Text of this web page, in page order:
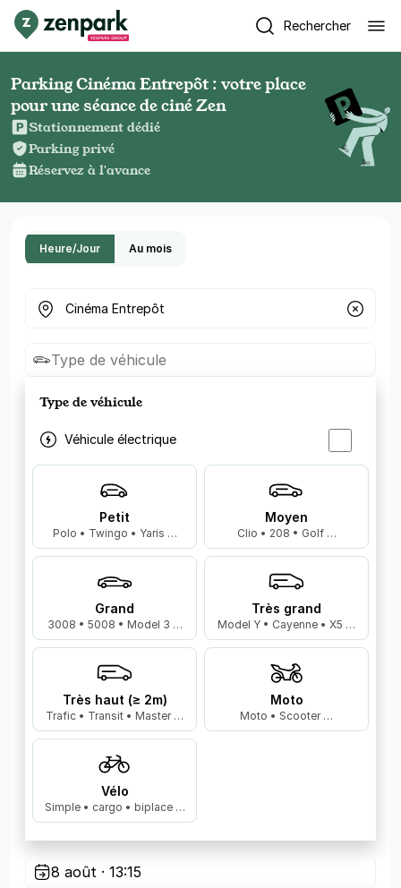
Rechercher
Parking Cinéma Entrepôt : votre place
pour une séance de ciné Zen
Stationnement dédié
Parking privé
Réservez à l'avance
Heure/Jour Au mois
Où cherchez-vous un parking ?
Type de véhicule
Type de véhicule
Véhicule électrique
Petit
Polo • Twingo • Yaris …
Moyen
Clio • 208 • Golf …
Grand
3008 • 5008 • Model 3 …
Très grand
Model Y • Cayenne • X5 …
Très haut (≥ 2m)
Trafic • Transit • Master …
Moto
Moto • Scooter …
Vélo
Simple • cargo • biplace …
8 août · 13:15